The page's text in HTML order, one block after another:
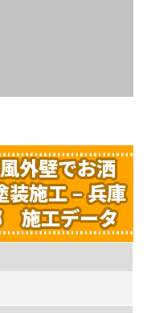
外壁でお洒
装施工 – 兵庫
施工データ